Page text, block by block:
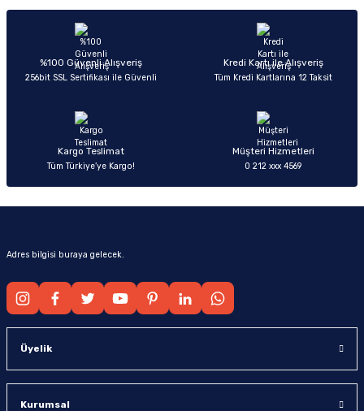
Ürün açıklamasında eksik bilgiler bulunuyor.
Ürün bilgilerinde hatalar bulunuyor.
Ürün fiyatı diğer sitelerden daha pahalı.
Sitemize ilk yorumu siz yapın!
%100 Güvenli Alışveriş
256bit SSL Sertifikası ile Güvenli
Kredi Kartı ile Alışveriş
Tüm Kredi Kartlarına 12 Taksit
Kargo Teslimat
Tüm Türkiye’ye Kargo!
Müşteri Hizmetleri
0 212 xxx 4569
Adres bilgisi buraya gelecek.
Üyelik
Kurumsal